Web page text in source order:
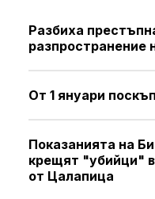
Разбиха
разпространение
От 1 януари
Показанията на
крещят "убийци"
от Цалапица